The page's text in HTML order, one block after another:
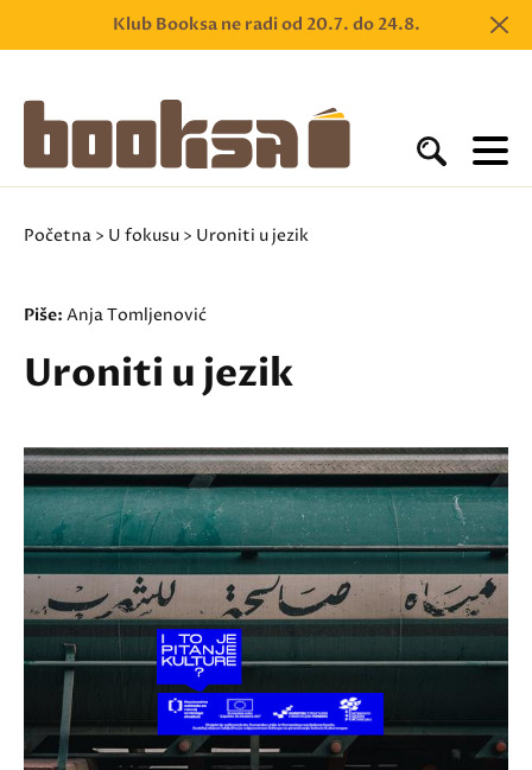
Klub Booksa ne radi od 20.7. do 24.8.
Početna > U fokusu > Uroniti u jezik
Piše: Anja Tomljenović
Uroniti u jezik